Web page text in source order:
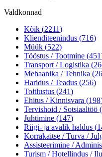
Valdkonnad
Kõik (2211)
Klienditeenindus (716)
Müük (522)
Tööstus / Tootmine (451
Transport / Logistika (
Mehaanika / Tehnika (
Haridus / Teadus (256)
Toitlustus (241)
Ehitus / Kinnisvara (198
Tervishoid / Sotsiaaltöö (
Juhtimine (147)
Riigi- ja avalik haldus (
Korrakaitse / Turva /
Assisteerimine /
Turism / Hotellindus /